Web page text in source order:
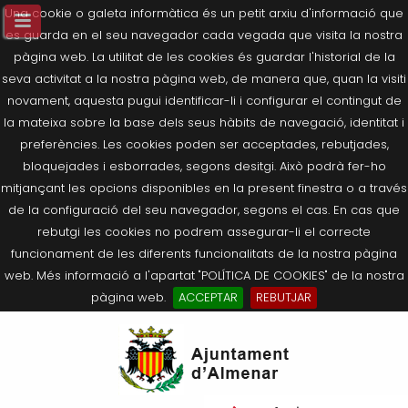
Una cookie o galeta informàtica és un petit arxiu d'informació que
es guarda en el seu navegador cada vegada que visita la nostra
pàgina web. La utilitat de les cookies és guardar l'historial de la
seva activitat a la nostra pàgina web, de manera que, quan la visiti
novament, aquesta pugui identificar-li i configurar el contingut de
la mateixa sobre la base dels seus hàbits de navegació, identitat i
preferències. Les cookies poden ser acceptades, rebutjades,
bloquejades i esborrades, segons desitgi. Això podrà fer-ho
mitjançant les opcions disponibles en la present finestra o a través
de la configuració del seu navegador, segons el cas. En cas que
rebutgi les cookies no podrem assegurar-li el correcte
funcionament de les diferents funcionalitats de la nostra pàgina
web. Més informació a l'apartat "POLÍTICA DE COOKIES" de la nostra
pàgina web.
ACCEPTAR
REBUTJAR
Salutació de l’Alcaldessa
Composició Consistori
Agricultura, Ramaderia i Medi
Què és la Seu Electrònica?
Últimes publicacions